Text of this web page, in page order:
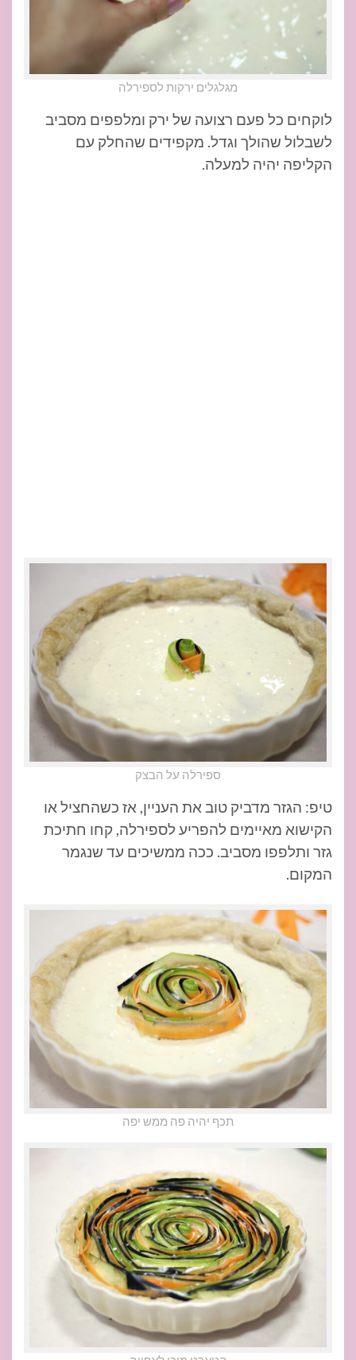
מגלגלים ירקות לספירלה
לוקחים כל פעם רצועה של ירק ומלפפים מסביב
לשבלול שהולך וגדל. מקפידים שהחלק עם
הקליפה יהיה למעלה.
ספירלה על הבצק
טיפ: הגזר מדביק טוב את העניין, אז כשהחציל או
הקישוא מאיימים להפריע לספירלה, קחו חתיכת
גזר ותלפפו מסביב. ככה ממשיכים עד שנגמר
המקום.
תכף יהיה פה ממש יפה